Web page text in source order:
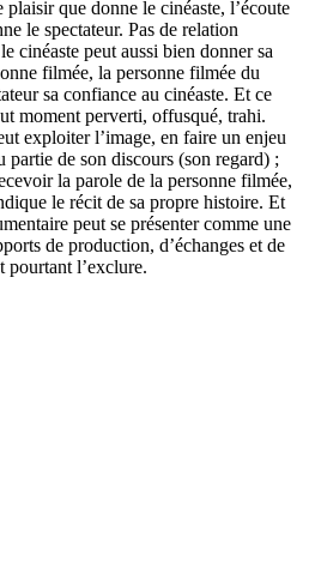
que donne le cinéaste, l’écoute
le spectateur. Pas de relation
cinéaste peut aussi bien donner sa
filmée, la personne filmée du
sa confiance au cinéaste. Et ce
moment perverti, offusqué, trahi.
exploiter l’image, en faire un enjeu
de son discours (son regard) ;
la parole de la personne filmée,
le récit de sa propre histoire. Et
peut se présenter comme une
de production, d’échanges et de
pourtant l’exclure.